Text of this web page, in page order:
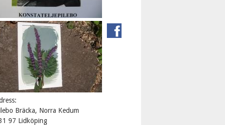
Bräcka, Norra Kedum
97 Lidköping